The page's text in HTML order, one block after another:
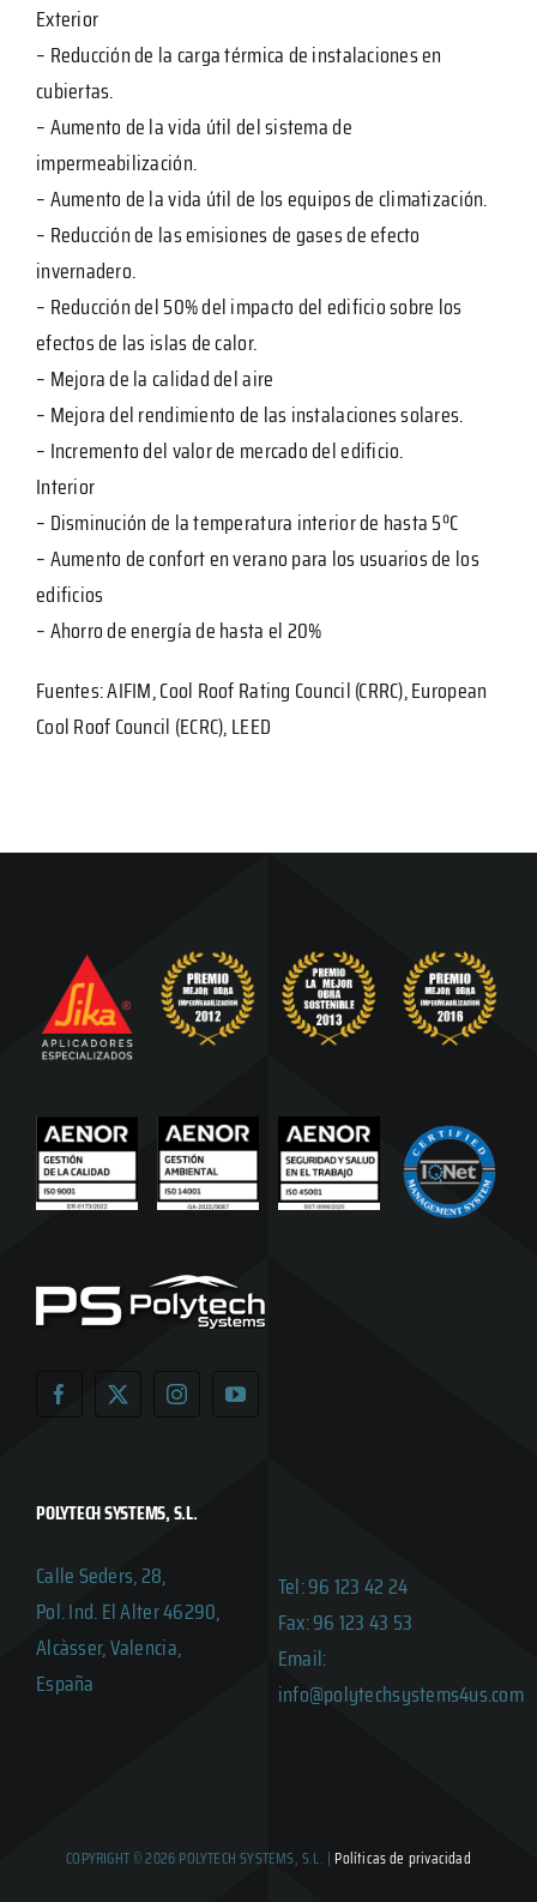
Exterior
– Reducción de la carga térmica de instalaciones en
cubiertas.
– Aumento de la vida útil del sistema de
impermeabilización.
– Aumento de la vida útil de los equipos de climatización.
– Reducción de las emisiones de gases de efecto
invernadero.
– Reducción del 50% del impacto del edificio sobre los
efectos de las islas de calor.
– Mejora de la calidad del aire
– Mejora del rendimiento de las instalaciones solares.
– Incremento del valor de mercado del edificio.
Interior
– Disminución de la temperatura interior de hasta 5ºC
– Aumento de confort en verano para los usuarios de los
edificios
– Ahorro de energía de hasta el 20%
Fuentes: AIFIM, Cool Roof Rating Council (CRRC), European
Cool Roof Council (ECRC), LEED
POLYTECH SYSTEMS, S.L.
Calle Seders, 28,
Pol. Ind. El Alter 46290,
Alcàsser, Valencia,
España
Tel: 96 123 42 24
Fax: 96 123 43 53
Email:
info@polytechsystems4us.com
COPYRIGHT © 2026 POLYTECH SYSTEMS, S.L. | Políticas de privacidad